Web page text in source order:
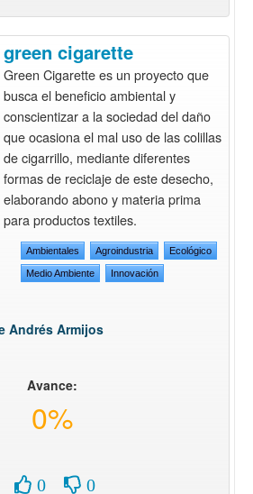
green cigarette
Green Cigarette es un proyecto que
busca el beneficio ambiental y
conscientizar a la sociedad del daño
que ocasiona el mal uso de las colillas
de cigarrillo, mediante diferentes
formas de reciclaje de este desecho,
elaborando abono y materia prima
para productos textiles.
Ambientales Agroindustria Ecológico
Medio Ambiente Innovación
Andrés Armijos
Avance:
0%
0 0